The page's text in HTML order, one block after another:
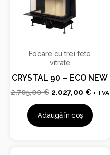
Focare cu trei fete
vitrate
CRYSTAL 90 – ECO NEW
2.705,00€ 2.027,00 € + TVA
Adaugă în coș